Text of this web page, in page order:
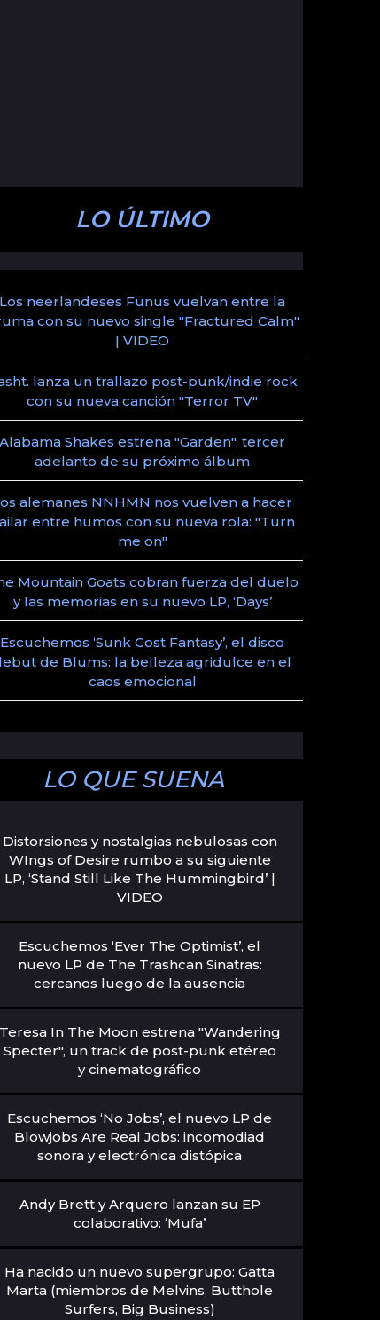
LO ÚLTIMO
Los neerlandeses Funus vuelvan entre la
con su nuevo single "Fractured Calm"
| VIDEO
lanza un trallazo post-punk/indie rock
con su nueva canción "Terror TV"
Alabama Shakes estrena "Garden", tercer
adelanto de su próximo álbum
alemanes NNHMN nos vuelven a hacer
entre humos con su nueva rola: "Turn
me on"
Mountain Goats cobran fuerza del duelo
y las memorias en su nuevo LP, ‘Days’
Escuchemos ‘Sunk Cost Fantasy’, el disco
de Blums: la belleza agridulce en el
caos emocional
LO QUE SUENA
Distorsiones y nostalgias nebulosas con
WIngs of Desire rumbo a su siguiente
LP, ‘Stand Still Like The Hummingbird’ |
VIDEO
Escuchemos ‘Ever The Optimist’, el
nuevo LP de The Trashcan Sinatras:
cercanos luego de la ausencia
Teresa In The Moon estrena "Wandering
Specter", un track de post-punk etéreo
y cinematográfico
Escuchemos ‘No Jobs’, el nuevo LP de
Blowjobs Are Real Jobs: incomodiad
sonora y electrónica distópica
Andy Brett y Arquero lanzan su EP
colaborativo: ‘Mufa’
Ha nacido un nuevo supergrupo: Gatta
Marta (miembros de Melvins, Butthole
Surfers, Big Business)